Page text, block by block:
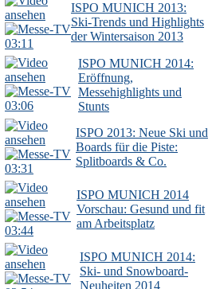
03:11
ISPO MUNICH 2013:
Ski-Trends und Highlights
der Wintersaison 2013
03:06
ISPO MUNICH 2014:
Eröffnung,
Messehighlights und
Stunts
03:31
ISPO 2013: Neue Ski und
Boards für die Piste:
Splitboards & Co.
03:44
ISPO MUNICH 2014
Vorschau: Gesund und fit
am Arbeitsplatz
ISPO MUNICH 2014:
Ski- und Snowboard-
Neuheiten 2014